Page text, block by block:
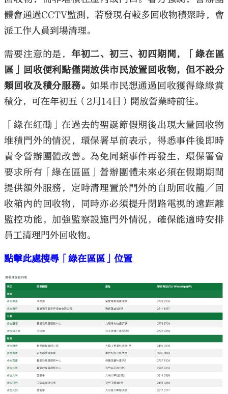
體會通過CCTV監測，若發現有較多回收物積聚時，會
派工作人員到場清理。
需要注意的是， 年初二、初三、初四期間，「綠在區
區」回收便利點僅開放供市民放置回收物，但不設分
類回收及積分服務。如果市民想通過回收獲得綠綠賞
積分，可在年初五（2月14日）開放營業時前往。
「綠在紅磡」在過去的聖誕節假期後出現大量回收物
堆積門外的情況，環保署早前表示，得悉事件後即時
責令營辦團體改善。為免同類事件再發生，環保署會
要求所有「綠在區區」營辦團體未來必須在假期期間
提供額外服務，定時清理置於門外的自助回收籠／回
收箱內的回收物，同時亦必須提升閉路電視的遠距離
監控功能，加強監察設施門外情況，確保能適時安排
員工清理門外回收物。
點擊此處搜尋「綠在區區」位置